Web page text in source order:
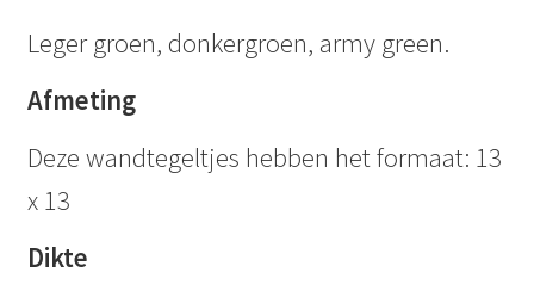
Leger groen, donkergroen, army green.
Afmeting
Deze wandtegeltjes hebben het formaat: 13
x 13
Dikte